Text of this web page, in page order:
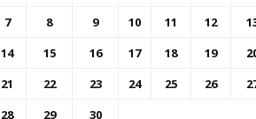
7
8 9 10 11 12
14
15 16 17 18 19
21
22 23 24 25 26
28
29 30